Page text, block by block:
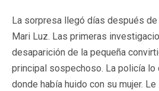
La sorpresa llegó días después
Mari Luz. Las primeras
desaparición de la pequeña
principal sospechoso. La policía lo
donde había huido con su mujer.